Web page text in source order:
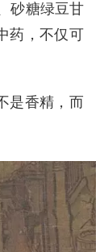
砂糖绿豆甘
药，不仅可
是香精，而